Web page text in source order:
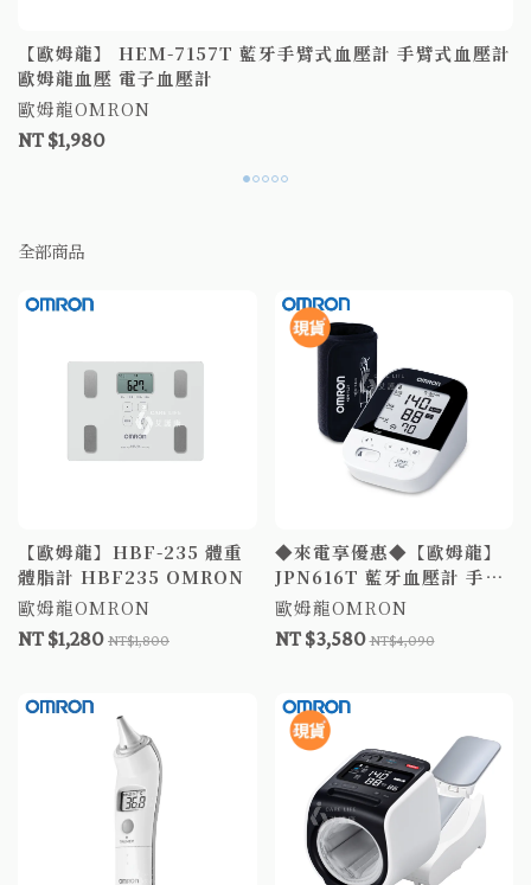
【歐姆龍】 HEM-7157T 藍牙手臂式血壓計 手臂式血壓計
歐姆龍血壓 電子血壓計
歐姆龍OMRON
NT $1,980
全部商品
【歐姆龍】HBF-235 體重
體脂計 HBF235 OMRON
歐姆龍OMRON
NT $1,280 NT$1,800
◆來電享優惠◆【歐姆龍】
JPN616T 藍牙血壓計 手臂
式血壓計 歐姆龍血壓 電子
血壓計
歐姆龍OMRON
NT $3,580NT$4,090